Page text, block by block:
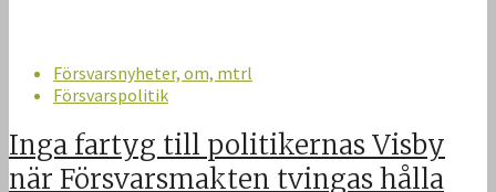
Försvarsnyheter, om, mtrl
Försvarspolitik
Inga fartyg till politikernas Visby
när Försvarsmakten tvingas hålla